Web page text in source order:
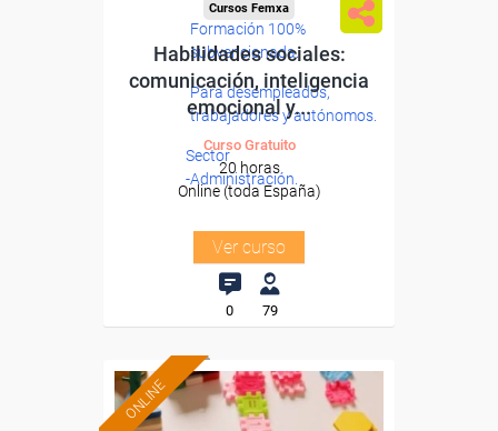
Formación 100%
subvencionada.
Para desempleados,
trabajadores y autónomos.
Sector
-Administración.
Cursos Femxa
Habilidades sociales:
comunicación, inteligencia
emocional y...
Curso Gratuito
20 horas
Online (toda España)
Ver curso
0 79
ONLINE